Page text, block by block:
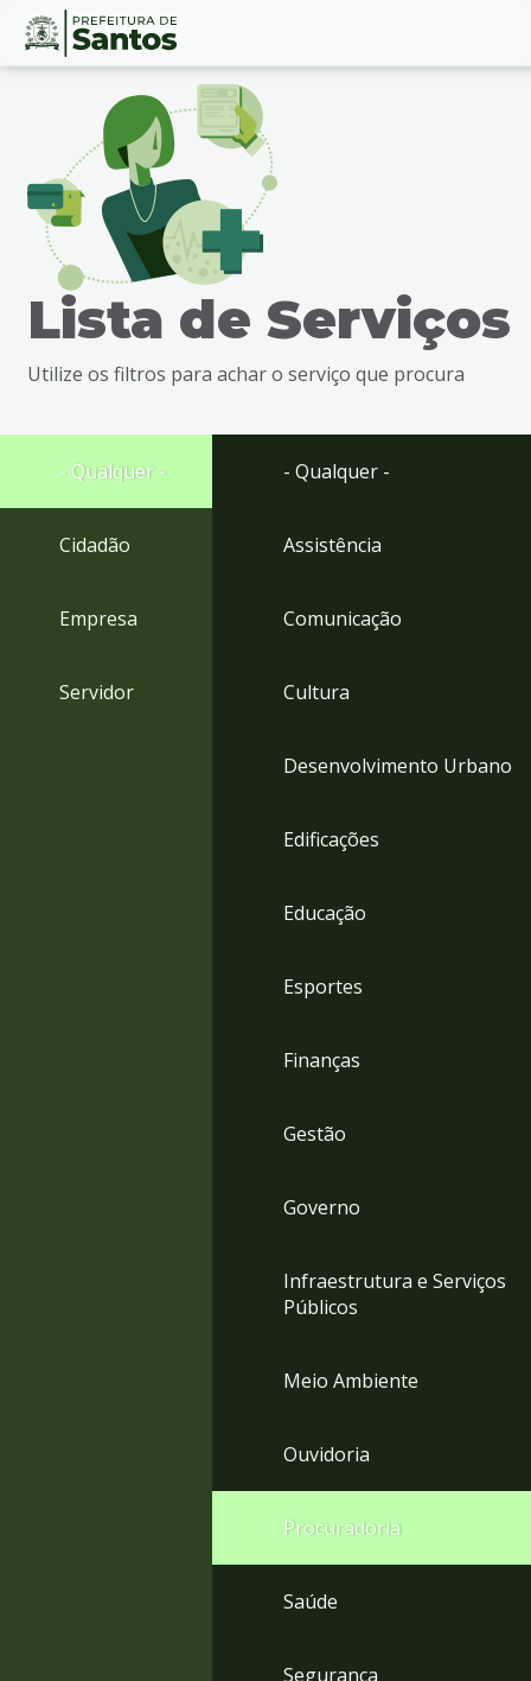
Ir
busca
Ir
rodapé
Conteúdo
Lista de Serviços
Utilize os filtros para achar o serviço que procura
- Qualquer -
Cidadão
Empresa
Servidor
- Qualquer -
Assistência
Comunicação
Cultura
Desenvolvimento Urbano
Edificações
Educação
Esportes
Finanças
Gestão
Governo
Infraestrutura e Serviços
Públicos
Meio Ambiente
Ouvidoria
Procuradoria
Saúde
Segurança